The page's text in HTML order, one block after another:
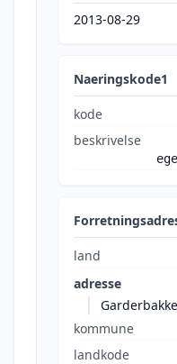
2013-08-29
Naeringskode1
kode
beskrivelse
land
adresse
kommune
landkode